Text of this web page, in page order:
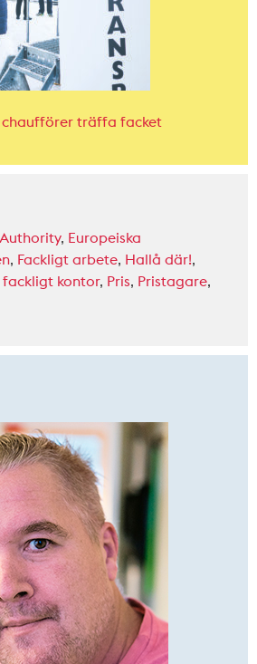
chaufförer träffa facket
, Europeiska
, Fackligt arbete, Hallå där!,
kontor, Pris, Pristagare,